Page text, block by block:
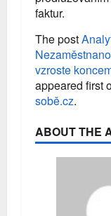
faktur.
The post
vzroste
appeared first
sobě.cz.
ABOUT THE